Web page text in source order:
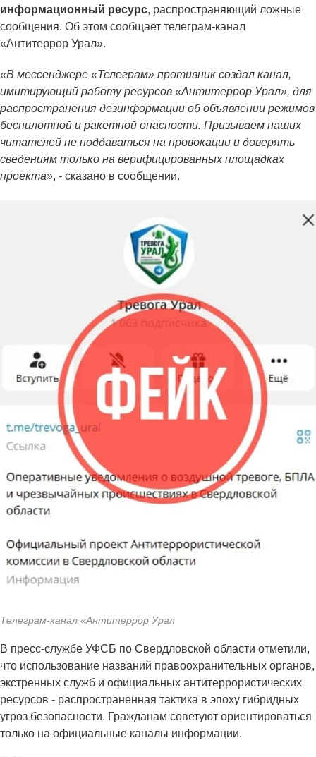
информационный ресурс, распространяющий ложные
сообщения. Об этом сообщает телеграм-канал
«Антитеррор Урал».
«В мессенджере «Телеграм» противник создал канал,
имитирующий работу ресурсов «Антитеррор Урал», для
распространения дезинформации об объявлении режимов
беспилотной и ракетной опасности. Призываем наших
читателей не поддаваться на провокации и доверять
сведениям только на верифицированных площадках
проекта», - сказано в сообщении.
Телеграм-канал «Антитеррор Урал
В пресс-службе УФСБ по Свердловской области отметили,
что использование названий правоохранительных органов,
экстренных служб и официальных антитеррористических
ресурсов - распространенная тактика в эпоху гибридных
угроз безопасности. Гражданам советуют ориентироваться
только на официальные каналы информации.